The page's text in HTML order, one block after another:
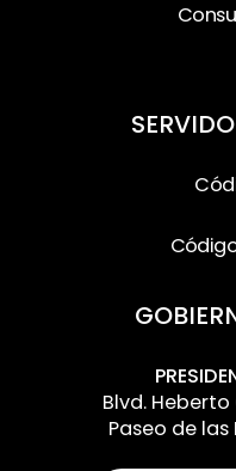
Blvd.
Paseo de